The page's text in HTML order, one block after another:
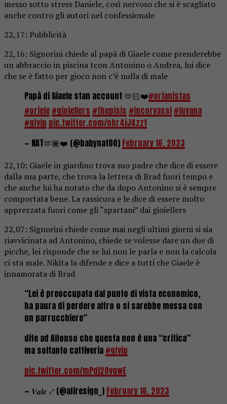
messo sotto stress Daniele, così nervoso che si è scagliato
anche contro gli autori nel confessionale
22,17: Pubblicità
22,16: Signorini chiede al papà di Giaele come prenderebbe
un abbraccio in piscina tcon Antonino o Andrea, lui dice
che se è fatto per gioco non c’è nulla di male
Papà di Giaele stan account 🫶🏻❤️#orianistas
#oriele #gioiellers #thepisis #incorvassi #luvana
#gfvip pic.twitter.com/nhr4jJ4zzt
— NAT🫶🏾❤️ (@babynat00) February 16, 2023
22,10: Giaele in giardino trova suo padre che dice di essere
dalla sua parte, che trova la lettera di Brad fuori tempo e
che anche lui ha notato che da dopo Antonino si è sempre
comportata bene. La rassicura e le dice di essere molto
apprezzata fuori come gli “spartani” dai gioiellers
22,07: Signorini chiede come mai negli ultimi giorni si sia
riavvicinata ad Antonino, chiede se volesse dare un due di
picche, lei risponde che se lui non le parla e non la calcola
ci sta male. Nikita la difende e dice a tutti che Giaele è
innamorata di Brad
“Lei è preoccupata dal punto di vista economico,
ha paura di perdere altro o si sarebbe messa con
un parrucchiere”
dite ad Alfonso che questa non è una “critica”
ma soltanto cattiveria #gfvip
pic.twitter.com/mPdj20vqwE
— 𝑽𝒂𝒍𝒆 ♐︎ (@afiresign_) February 16, 2023